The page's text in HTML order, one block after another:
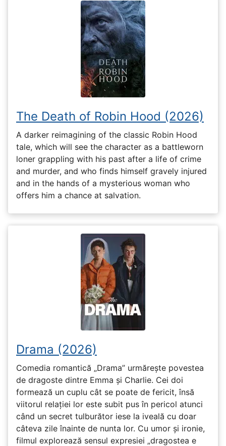
The Death of Robin Hood (2026)
A darker reimagining of the classic Robin Hood
tale, which will see the character as a battleworn
loner grappling with his past after a life of crime
and murder, and who finds himself gravely injured
and in the hands of a mysterious woman who
offers him a chance at salvation.
Drama (2026)
Comedia romantică „Drama” urmărește povestea
de dragoste dintre Emma și Charlie. Cei doi
formează un cuplu cât se poate de fericit, însă
viitorul relației lor este subit pus în pericol atunci
când un secret tulburător iese la iveală cu doar
câteva zile înainte de nunta lor. Cu umor și ironie,
filmul explorează sensul expresiei „dragostea e